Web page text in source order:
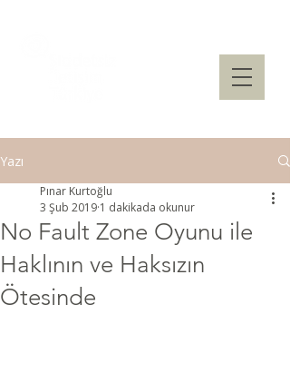
Yazı
No Fault Zone Oyunu ile
Haklının ve Haksızın
Ötesinde
Pınar Kurtoğlu
3 Şub 2019 1 dakikada okunur